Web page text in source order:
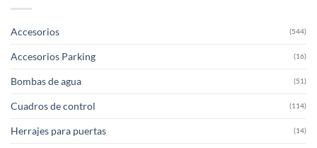
la
producto
Accesorios (544)
Accesorios Parking (16)
Bombas de agua (51)
Cuadros de control (114)
Herrajes para puertas (14)